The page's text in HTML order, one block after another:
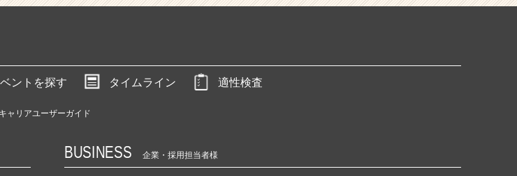
ントを探す タイムライン 適性検査
ャリアユーザーガイド
BUSINESS 企業・採用担当者様